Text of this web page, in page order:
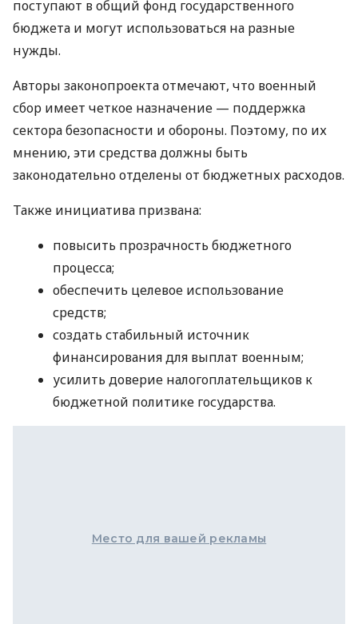
поступают в общий фонд государственного
бюджета и могут использоваться на разные
нужды.
Авторы законопроекта отмечают, что военный
сбор имеет четкое назначение — поддержка
сектора безопасности и обороны. Поэтому, по их
мнению, эти средства должны быть
законодательно отделены от бюджетных расходов.
Также инициатива призвана:
повысить прозрачность бюджетного
процесса;
обеспечить целевое использование
средств;
создать стабильный источник
финансирования для выплат военным;
усилить доверие налогоплательщиков к
бюджетной политике государства.
Место для вашей рекламы